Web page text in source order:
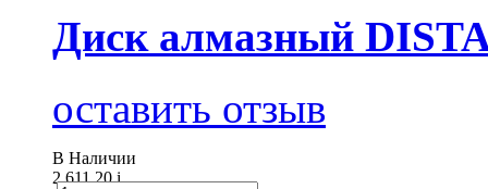
Диск алмазный
оставить отзыв
В Наличии
2 611.20i